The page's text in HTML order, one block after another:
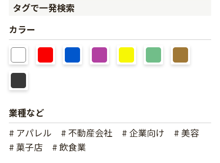
タグで一発検索
カラー
業種など
# アパレル
# 不動産会社 # 企業向け
# 美容
# 菓子店
# 飲食業